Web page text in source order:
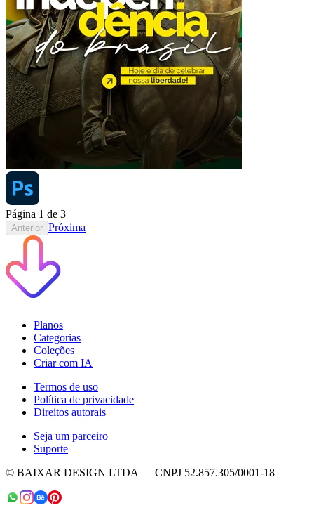
Página 1 de 3
Anterior Próxima
Planos
Categorias
Coleções
Criar com IA
Termos de uso
Política de privacidade
Direitos autorais
Seja um parceiro
Suporte
© BAIXAR DESIGN LTDA — CNPJ 52.857.305/0001-18